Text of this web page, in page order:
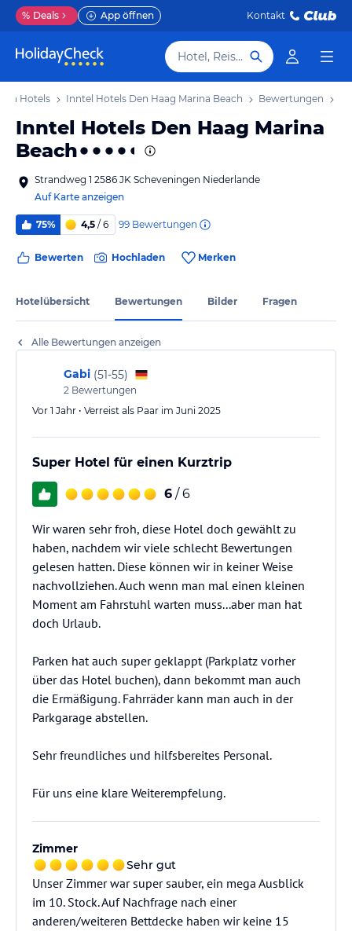
% Deals App öffnen Kontakt
Hotel, Reiseziel
Hotels Inntel Hotels Den Haag Marina Beach Bewertungen
Inntel Hotels Den Haag Marina
Beach
Strandweg 1 2586 JK Scheveningen Niederlande
Auf Karte anzeigen
75% 4,5 / 6 99 Bewertungen
Bewerten Hochladen Merken
Hotelübersicht Bewertungen Bilder Fragen
Alle Bewertungen anzeigen
Gabi (51-55)
2 Bewertungen
Vor 1 Jahr • Verreist als Paar im Juni 2025
Super Hotel für einen Kurztrip
6 / 6
Wir waren sehr froh, diese Hotel doch gewählt zu
haben, nachdem wir viele schlecht Bewertungen
gelesen hatten. Diese können wir in keiner Weise
nachvollziehen. Auch wenn man mal einen kleinen
Moment am Fahrstuhl warten muss...aber man hat
doch Urlaub.
Parken hat auch super geklappt (Parkplatz vorher
über das Hotel buchen), dann bekommt man auch
die Ermäßigung. Fahrräder kann man auch in der
Parkgarage abstellen.
Sehr freundliches und hilfsbereites Personal.
Für uns eine klare Weiterempfelung.
Zimmer
Sehr gut
Unser Zimmer war super sauber, ein mega Ausblick
im 10. Stock. Auf Nachfrage nach einer
anderen/weiteren Bettdecke haben wir keine 15